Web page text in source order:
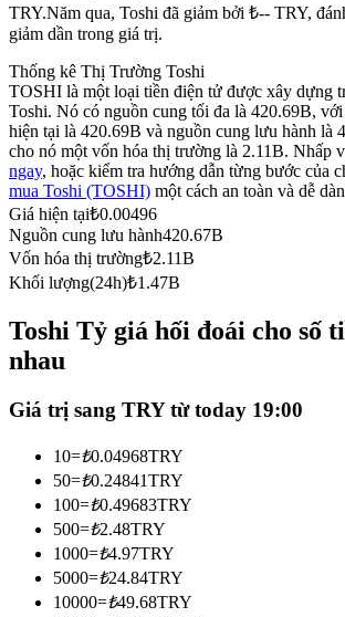
Sao chép Giao dịch
Tham gia cùng các nhà giao dịch hàng đầu
Trở thành Nhà giao dịch Sao chép
Tận hưởng chia sẻ lợi nhuận và hoa hồng
TRY.Năm qua, Toshi đã giảm bởi ₺-- TRY,
giảm dần trong giá trị.
Thống kê Thị Trường Toshi
TOSHI là một loại tiền điện tử được xây dựng
Toshi. Nó có nguồn cung tối đa là 420.69B,
hiện tại là 420.69B và nguồn cung lưu hành là
cho nó một vốn hóa thị trường là 2.11B. Nhấp
ngay, hoặc kiểm tra hướng dẫn từng bước của
mua Toshi (TOSHI) một cách an toàn và dễ
Giá hiện tại₺0.00496
Nguồn cung lưu hành420.67B
Vốn hóa thị trường₺2.11B
Khối lượng(24h)₺1.47B
Toshi Tỷ giá hối đoái cho số
nhau
Giá trị sang TRY từ today 19:00
10=₺0.04968TRY
50=₺0.24841TRY
100=₺0.49683TRY
500=₺2.48TRY
1000=₺4.97TRY
5000=₺24.84TRY
10000=₺49.68TRY